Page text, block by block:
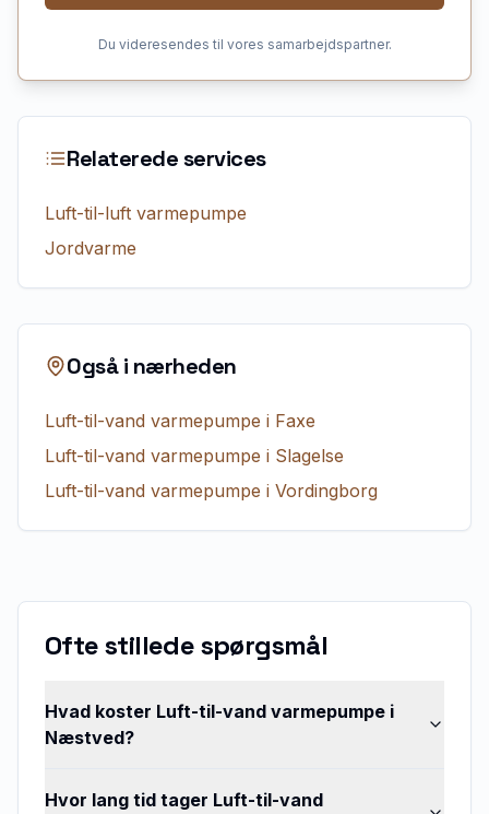
Du videresendes til vores samarbejdspartner.
Relaterede services
Luft-til-luft varmepumpe
Jordvarme
Også i nærheden
Luft-til-vand varmepumpe i Faxe
Luft-til-vand varmepumpe i Slagelse
Luft-til-vand varmepumpe i Vordingborg
Ofte stillede spørgsmål
Hvad koster Luft-til-vand varmepumpe i
Næstved?
Hvor lang tid tager Luft-til-vand